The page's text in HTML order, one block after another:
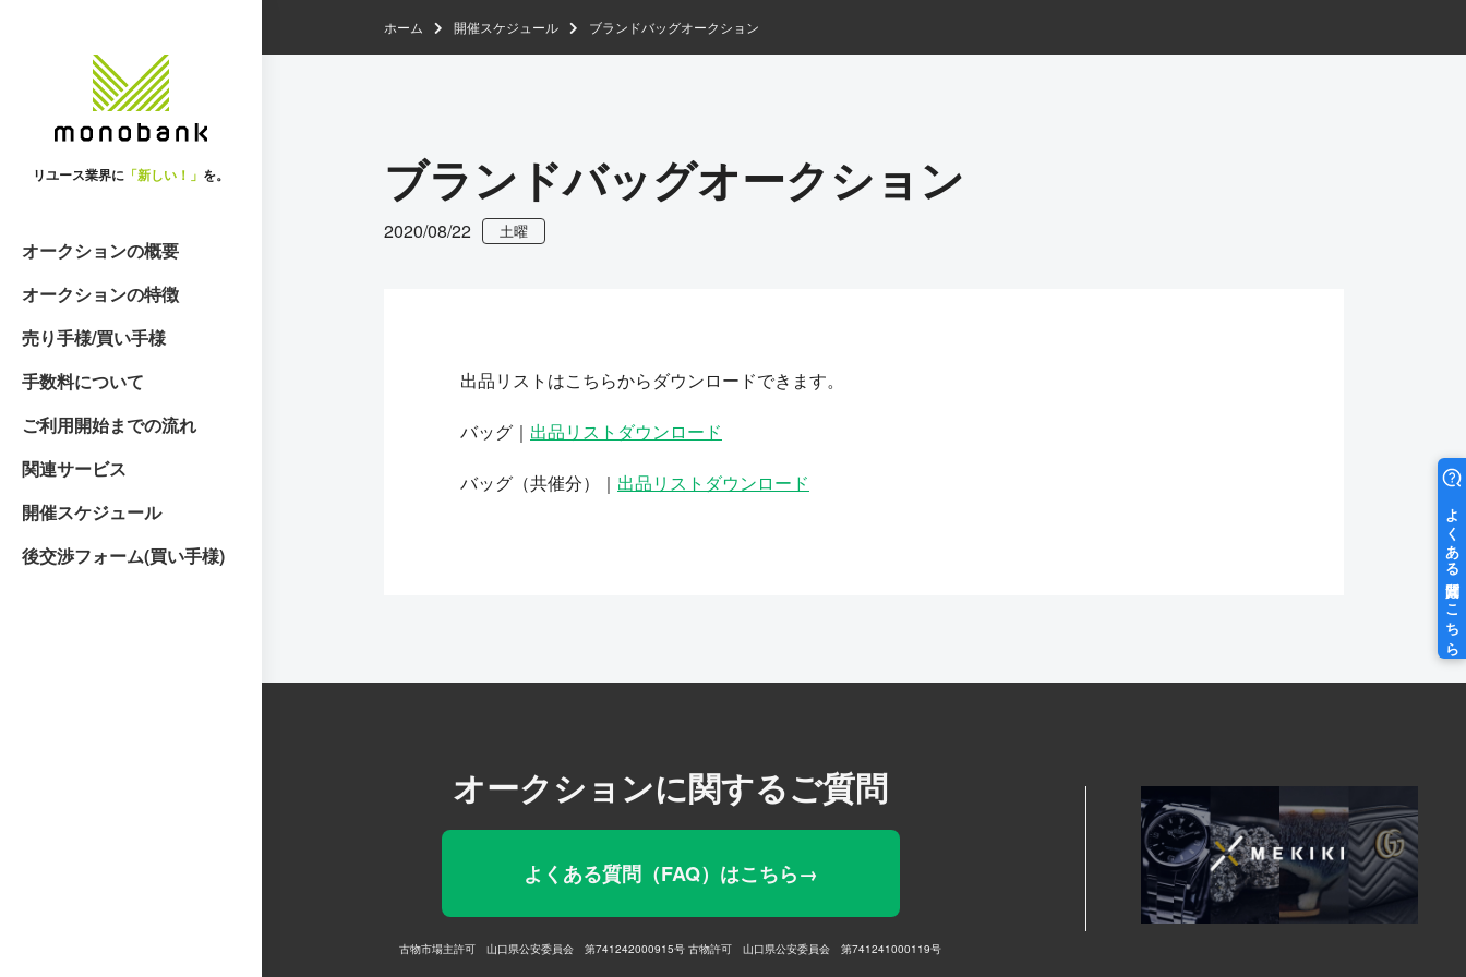
リユース業界に 「新しい！」 を。
オークションの概要
オークションの特徴
売り手様/買い手様
手数料について
ご利用開始までの流れ
関連サービス
開催スケジュール
後交渉フォーム(買い手様)
ホーム 開催スケジュール ブランドバッグオークション
ブランドバッグオークション
2020/08/22 土曜
出品リストはこちらからダウンロードできます。
バッグ｜ 出品リストダウンロード
バッグ（共催分）｜ 出品リストダウンロード
オークションに関するご質問
よくある質問（FAQ）はこちら→
古物市場主許可 山口県公安委員会 第741242000915号 古物許可 山口県公安委員会 第741241000119号